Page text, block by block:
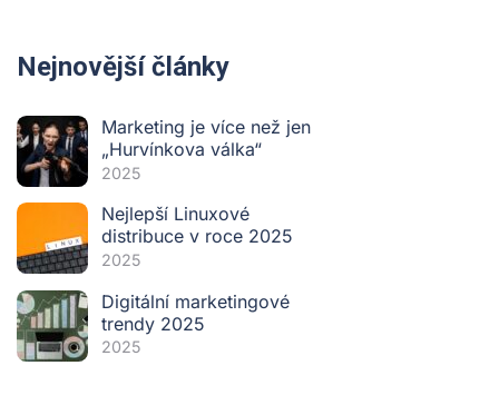
Nejnovější články
Marketing je více než jen
„Hurvínkova válka“
2025
Nejlepší Linuxové
distribuce v roce 2025
2025
Digitální marketingové
trendy 2025
2025